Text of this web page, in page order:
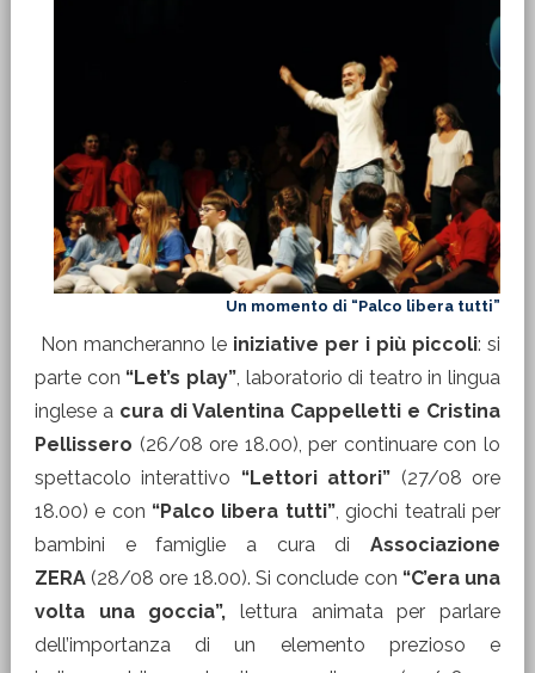
Un momento di “Palco libera tutti”
Non mancheranno le iniziative per i più piccoli: si
parte con “Let’s play”, laboratorio di teatro in lingua
inglese a cura di Valentina Cappelletti e Cristina
Pellissero (26/08 ore 18.00), per continuare con lo
spettacolo interattivo “Lettori attori” (27/08 ore
18.00) e con “Palco libera tutti”, giochi teatrali per
bambini e famiglie a cura diAssociazione
ZERA(28/08 ore 18.00). Si conclude con “C’era una
volta una goccia”, lettura animata per parlare
dell’importanza di un elemento prezioso e